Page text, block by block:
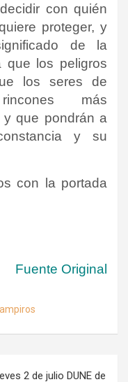
con quién
proteger, y
de la
que los peligros
los seres de
más
y que pondrán a
y su
con la portada
Fuente Original
2 de julio DUNE de